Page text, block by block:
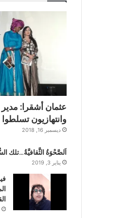
عثمان أشقرا:
وانتهازيون
ديسمبر 16, 2018
اَلصَّحْوَةُ الثَّقافيَّةُ…تلك
يناير 3, 2019